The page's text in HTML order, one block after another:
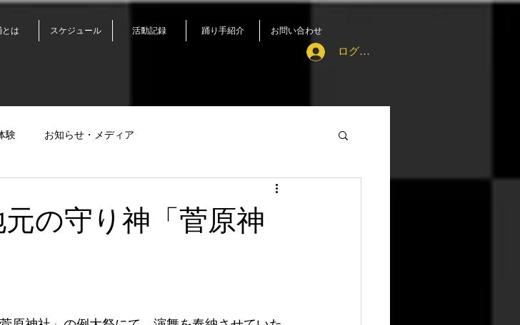
とは スケジュール 活動記録 踊り手紹介 お問い合わせ
ログイン
験 お知らせ・メディア
の守り神「菅原神